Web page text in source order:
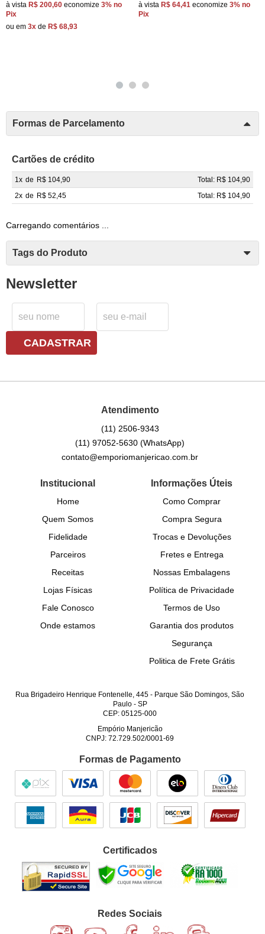
à vista R$ 200,60 economize 3% no
Pix
ou em 3x de R$ 68,93
à vista R$ 64,41 economize 3% no
Pix
Formas de Parcelamento
Cartões de crédito
1x de R$ 104,90
Total: R$ 104,90
2x de R$ 52,45 Total: R$ 104,90
Carregando comentários ...
Tags do Produto
Newsletter
CADASTRAR
Atendimento
(11) 2506-9343
(11) 97052-5630(WhatsApp)
contato@emporiomanjericao.com.br
Institucional
Home
Quem Somos
Fidelidade
Parceiros
Receitas
Lojas Físicas
Fale Conosco
Onde estamos
Informações Úteis
Como Comprar
Compra Segura
Trocas e Devoluções
Fretes e Entrega
Nossas Embalagens
Política de Privacidade
Termos de Uso
Garantia dos produtos
Segurança
Politica de Frete Grátis
Rua Brigadeiro Henrique Fontenelle, 445 - Parque São Domingos, São
Paulo- SP
CEP: 05125-000
Empório Manjericão
CNPJ: 72.729.502/0001-69
Formas de Pagamento
Certificados
Redes Sociais